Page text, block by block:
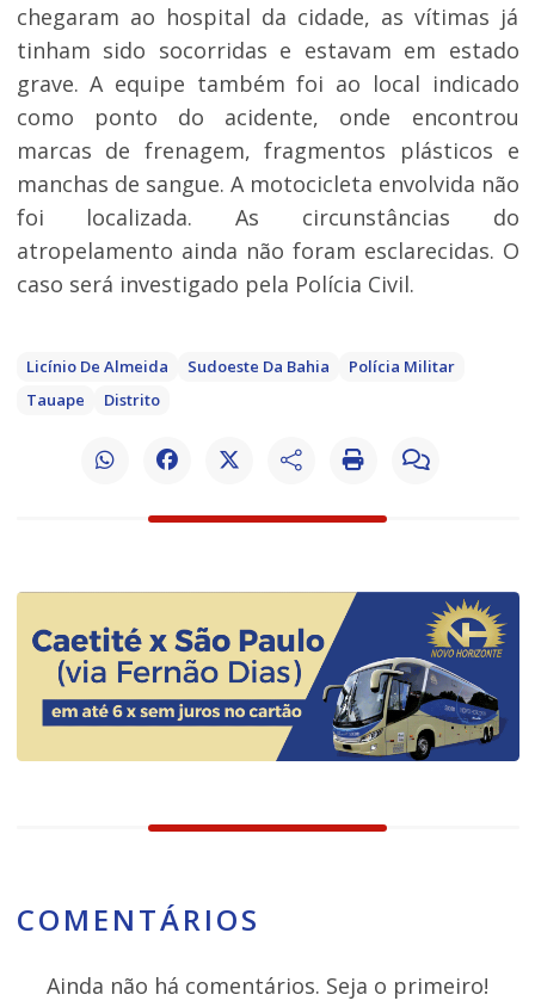
chegaram ao hospital da cidade, as vítimas já
tinham sido socorridas e estavam em estado
grave. A equipe também foi ao local indicado
como ponto do acidente, onde encontrou
marcas de frenagem, fragmentos plásticos e
manchas de sangue. A motocicleta envolvida não
foi localizada. As circunstâncias do
atropelamento ainda não foram esclarecidas. O
caso será investigado pela Polícia Civil.
Licínio De Almeida Sudoeste Da Bahia
Polícia Militar
Tauape
Distrito
COMENTÁRIOS
Ainda não há comentários. Seja o primeiro!